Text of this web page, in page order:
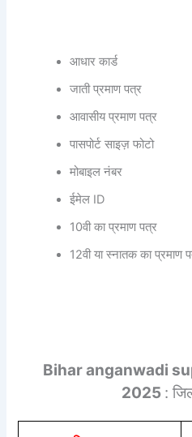
आधार कार्ड
जाती प्रमाण पत्र
आवासीय प्रमाण पत्र
पासपोर्ट साइज़ फोटो
मोबाइल नंबर
ईमेल ID
10वी का प्रमाण पत्र
12वी या स्नातक का प्रमाण
Bihar anganwadi
2025 :